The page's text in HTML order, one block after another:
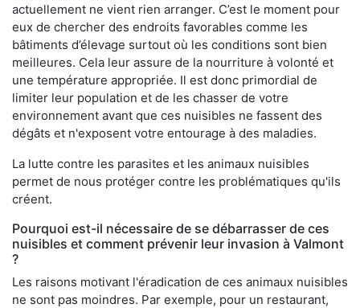
actuellement ne vient rien arranger. C’est le moment pour
eux de chercher des endroits favorables comme les
bâtiments d’élevage surtout où les conditions sont bien
meilleures. Cela leur assure de la nourriture à volonté et
une température appropriée. Il est donc primordial de
limiter leur population et de les chasser de votre
environnement avant que ces nuisibles ne fassent des
dégâts et n'exposent votre entourage à des maladies.
La lutte contre les parasites et les animaux nuisibles
permet de nous protéger contre les problématiques qu'ils
créent.
Pourquoi est-il nécessaire de se débarrasser de ces
nuisibles et comment prévenir leur invasion à Valmont
?
Les raisons motivant l'éradication de ces animaux nuisibles
ne sont pas moindres. Par exemple, pour un restaurant,